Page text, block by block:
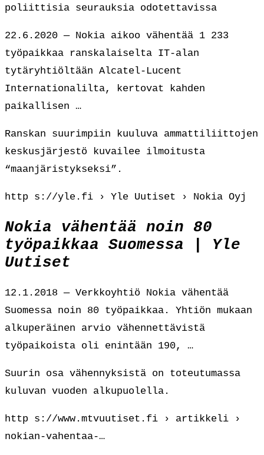
poliittisia seurauksia odotettavissa
22.6.2020 — Nokia aikoo vähentää 1 233
työpaikkaa ranskalaiselta IT-alan
tytäryhtiöltään Alcatel-Lucent
Internationalilta, kertovat kahden
paikallisen …
Ranskan suurimpiin kuuluva ammattiliittojen
keskusjärjestö kuvailee ilmoitusta
“maanjäristykseksi”.
http s://yle.fi › Yle Uutiset › Nokia Oyj
Nokia vähentää noin 80
työpaikkaa Suomessa | Yle
Uutiset
12.1.2018 — Verkkoyhtiö Nokia vähentää
Suomessa noin 80 työpaikkaa. Yhtiön mukaan
alkuperäinen arvio vähennettävistä
työpaikoista oli enintään 190, …
Suurin osa vähennyksistä on toteutumassa
kuluvan vuoden alkupuolella.
http s://www.mtvuutiset.fi › artikkeli ›
nokian-vahentaa-…